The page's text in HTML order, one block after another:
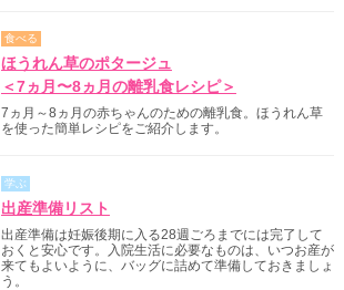
食べる
ほうれん草のポタージュ
＜7ヵ月〜8ヵ月の離乳食レシピ＞
7ヵ月～8ヵ月の赤ちゃんのための離乳食。ほうれん草
を使った簡単レシピをご紹介します。
学ぶ
出産準備リスト
出産準備は妊娠後期に入る28週ごろまでには完了して
おくと安心です。入院生活に必要なものは、いつお産が
来てもよいように、バッグに詰めて準備しておきましょ
う。